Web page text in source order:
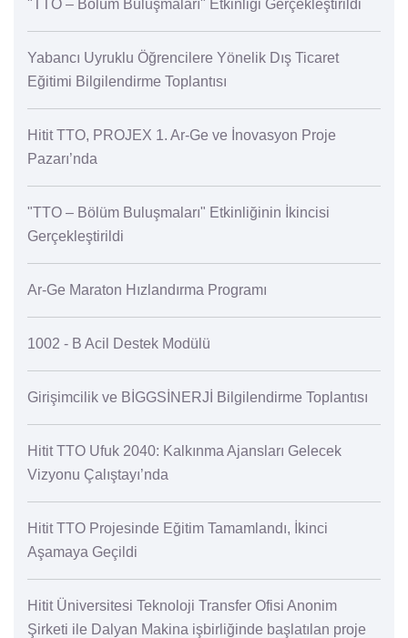
"TTO – Bölüm Buluşmaları" Etkinliği Gerçekleştirildi
Yabancı Uyruklu Öğrencilere Yönelik Dış Ticaret
Eğitimi Bilgilendirme Toplantısı
Hitit TTO, PROJEX 1. Ar-Ge ve İnovasyon Proje
Pazarı’nda
"TTO – Bölüm Buluşmaları" Etkinliğinin İkincisi
Gerçekleştirildi
Ar-Ge Maraton Hızlandırma Programı
1002 - B Acil Destek Modülü
Girişimcilik ve BİGGSİNERJİ Bilgilendirme Toplantısı
Hitit TTO Ufuk 2040: Kalkınma Ajansları Gelecek
Vizyonu Çalıştayı’nda
Hitit TTO Projesinde Eğitim Tamamlandı, İkinci
Aşamaya Geçildi
Hitit Üniversitesi Teknoloji Transfer Ofisi Anonim
Şirketi ile Dalyan Makina işbirliğinde başlatılan proje